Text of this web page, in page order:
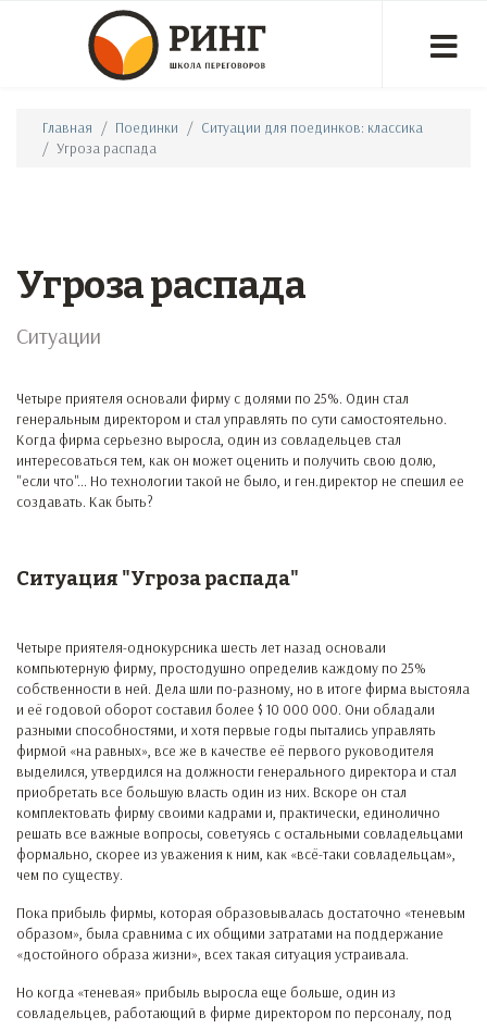
Главная Поединки
Ситуации для поединков: классика
Угроза распада
Угроза распада
Ситуации
Четыре приятеля основали фирму с долями по 25%. Один стал
генеральным директором и стал управлять по сути самостоятельно.
Когда фирма серьезно выросла, один из совладельцев стал
интересоваться тем, как он может оценить и получить свою долю,
"если что"... Но технологии такой не было, и ген.директор не спешил ее
создавать. Как быть?
Ситуация "Угроза распада"
Четыре приятеля-однокурсника шесть лет назад основали
компьютерную фирму, простодушно определив каждому по 25%
собственности в ней. Дела шли по-разному, но в итоге фирма выстояла
и её годовой оборот составил более $ 10 000 000. Они обладали
разными способностями, и хотя первые годы пытались управлять
фирмой «на равных», все же в качестве её первого руководителя
выделился, утвердился на должности генерального директора и стал
приобретать все большую власть один из них. Вскоре он стал
комплектовать фирму своими кадрами и, практически, единолично
решать все важные вопросы, советуясь с остальными совладельцами
формально, скорее из уважения к ним, как «всё-таки совладельцам»,
чем по существу.
Пока прибыль фирмы, которая образовывалась достаточно «теневым
образом», была сравнима с их общими затратами на поддержание
«достойного образа жизни», всех такая ситуация устраивала.
Но когда «теневая» прибыль выросла еще больше, один из
совладельцев, работающий в фирме директором по персоналу, под